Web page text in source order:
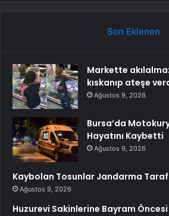
Son Eklenen
Markette
kıskanıp ateşe
Ağustos 9, 2026
Bursa’da
Hayatını Kaybetti
Ağustos 9, 2026
Kaybolan Tosunlar Jandarma
Ağustos 9, 2026
Huzurevi Sakinlerine Bayram Öncesi